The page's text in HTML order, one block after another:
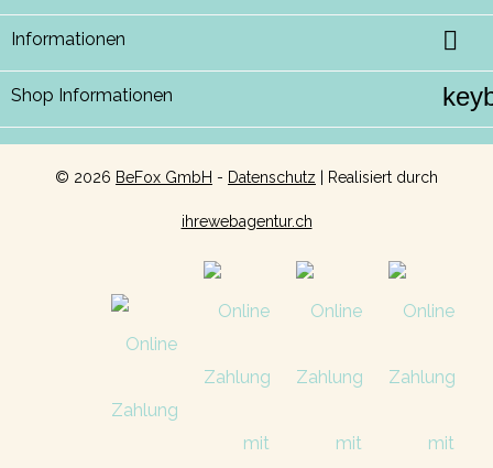
Informationen 
Shop Informationen
© 2026 BeFox GmbH - Datenschutz | Realisiert durch
ihrewebagentur.ch